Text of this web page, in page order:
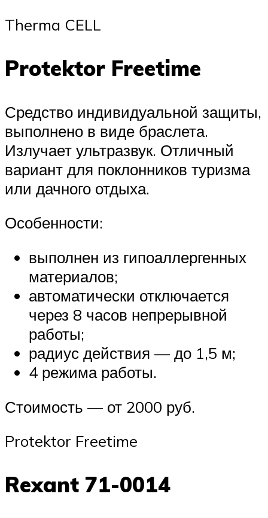
Therma CELL
Protektor Freetime
Средство индивидуальной защиты,
выполнено в виде браслета.
Излучает ультразвук. Отличный
вариант для поклонников туризма
или дачного отдыха.
Особенности:
выполнен из гипоаллергенных
материалов;
автоматически отключается
через 8 часов непрерывной
работы;
радиус действия — до 1,5 м;
4 режима работы.
Стоимость — от 2000 руб.
Protektor Freetime
Rexant 71-0014